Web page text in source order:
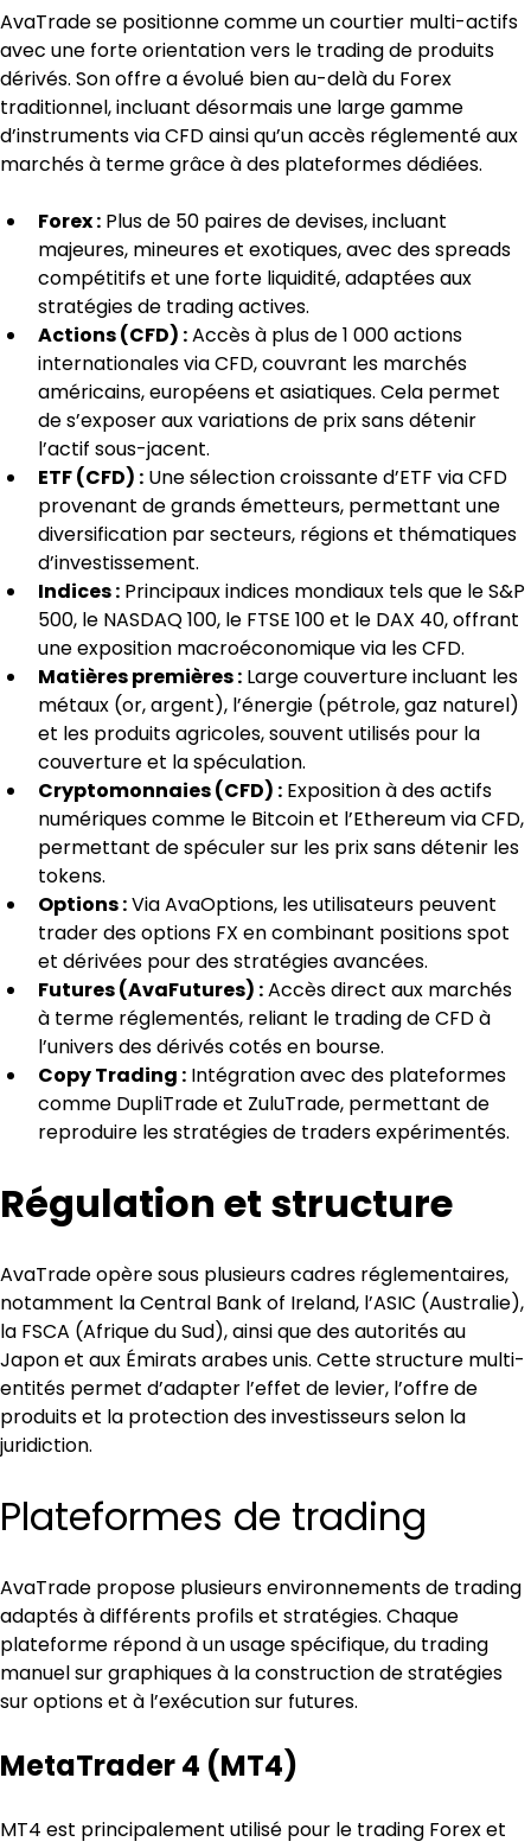
AvaTrade se positionne comme un courtier multi-actifs
avec une forte orientation vers le trading de produits
dérivés. Son offre a évolué bien au-delà du Forex
traditionnel, incluant désormais une large gamme
d’instruments via CFD ainsi qu’un accès réglementé aux
marchés à terme grâce à des plateformes dédiées.
Forex : Plus de 50 paires de devises, incluant
majeures, mineures et exotiques, avec des spreads
compétitifs et une forte liquidité, adaptées aux
stratégies de trading actives.
Actions (CFD) : Accès à plus de 1 000 actions
internationales via CFD, couvrant les marchés
américains, européens et asiatiques. Cela permet
de s’exposer aux variations de prix sans détenir
l’actif sous-jacent.
ETF (CFD) : Une sélection croissante d’ETF via CFD
provenant de grands émetteurs, permettant une
diversification par secteurs, régions et thématiques
d’investissement.
Indices : Principaux indices mondiaux tels que le S&P
500, le NASDAQ 100, le FTSE 100 et le DAX 40, offrant
une exposition macroéconomique via les CFD.
Matières premières : Large couverture incluant les
métaux (or, argent), l’énergie (pétrole, gaz naturel)
et les produits agricoles, souvent utilisés pour la
couverture et la spéculation.
Cryptomonnaies (CFD) : Exposition à des actifs
numériques comme le Bitcoin et l’Ethereum via CFD,
permettant de spéculer sur les prix sans détenir les
tokens.
Options : Via AvaOptions, les utilisateurs peuvent
trader des options FX en combinant positions spot
et dérivées pour des stratégies avancées.
Futures (AvaFutures) : Accès direct aux marchés
à terme réglementés, reliant le trading de CFD à
l’univers des dérivés cotés en bourse.
Copy Trading : Intégration avec des plateformes
comme DupliTrade et ZuluTrade, permettant de
reproduire les stratégies de traders expérimentés.
Régulation et structure
AvaTrade opère sous plusieurs cadres réglementaires,
notamment la Central Bank of Ireland, l’ASIC (Australie),
la FSCA (Afrique du Sud), ainsi que des autorités au
Japon et aux Émirats arabes unis. Cette structure multi-
entités permet d’adapter l’effet de levier, l’offre de
produits et la protection des investisseurs selon la
juridiction.
Plateformes de trading
AvaTrade propose plusieurs environnements de trading
adaptés à différents profils et stratégies. Chaque
plateforme répond à un usage spécifique, du trading
manuel sur graphiques à la construction de stratégies
sur options et à l’exécution sur futures.
MetaTrader 4 (MT4)
MT4 est principalement utilisé pour le trading Forex et